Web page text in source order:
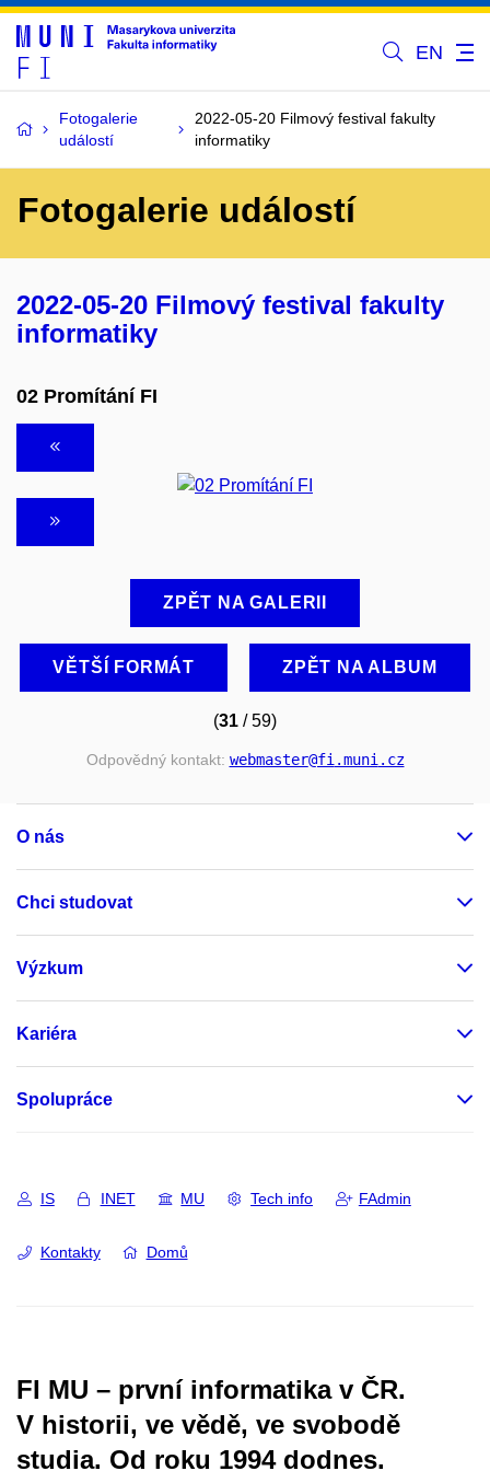
EN
Fotogalerie
událostí
2022-05-20 Filmový festival fakulty
informatiky
Fotogalerie událostí
2022-05-20 Filmový festival fakulty
informatiky
02 Promítání FI
ZPĚT NA GALERII
VĚTŠÍ FORMÁT ZPĚT NA ALBUM
(31 / 59)
Odpovědný kontakt: webmaster@fi.muni.cz
O nás
Chci studovat
Výzkum
Kariéra
Spolupráce
IS INET MU Tech info FAdmin
Kontakty Domů
FI MU – první informatika v ČR.
V historii, ve vědě, ve svobodě
studia. Od roku 1994 dodnes.